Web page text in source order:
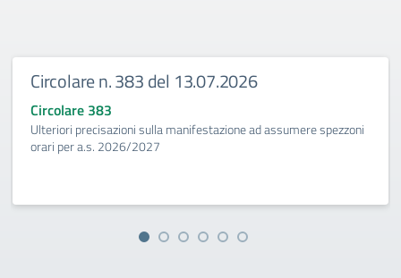
Circolare n. 383 del 13.07.2026
Circolare 383
Ulteriori precisazioni sulla manifestazione ad assumere spezzoni
orari per a.s. 2026/2027